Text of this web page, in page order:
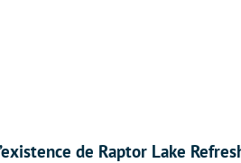
de Raptor Lake